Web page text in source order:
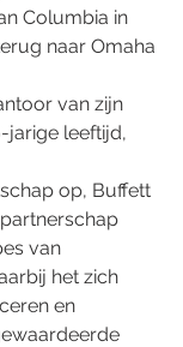
Columbia in
naar Omaha
van zijn
jarige leeftijd,
op, Buffett
van
het zich
en